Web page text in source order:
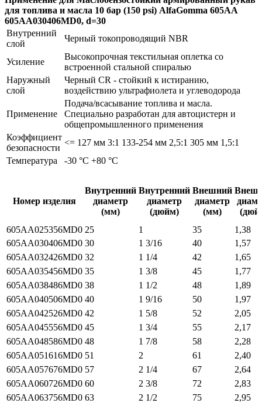
для топлива и масла 10 бар (150 psi) AlfaGomma 605AA
605AA030406MD0, d=30
Внутренний
слой
Черный токопроводящий NBR
Усиление
Высокопрочная текстильная оплетка со
встроенной стальной спиралью
Наружный
слой
Черный CR - стойкий к истиранию,
воздействию ультрафиолета и углеводорода
Применение
Подача/всасывание топлива и масла.
Специально разработан для автоцистерн и
общепромышленного применения
Коэффициент
безопасности
<= 127 мм 3:1 133-254 мм 2,5:1 305 мм 1,5:1
Температура
-30 °C +80 °C
Номер изделия
Внутренний
диаметр
(мм)
Внутренний
диаметр
(дюйм)
Внешний
диаметр
(мм)
605AA025356MD0 25 1 35
1,38
605AA030406MD0 30 1 3/16 40
1,57
605AA032426MD0 32 1 1/4 42
1,65
605AA035456MD0 35 1 3/8 45
1,77
605AA038486MD0 38 1 1/2 48
1,89
605AA040506MD0 40 1 9/16 50
1,97
605AA042526MD0 42 1 5/8 52
2,05
605AA045556MD0 45 1 3/4 55
2,17
605AA048586MD0 48 1 7/8 58
2,28
605AA051616MD0 51 2 61
2,40
605AA057676MD0 57 2 1/4 67
2,64
605AA060726MD0 60 2 3/8 72
2,83
605AA063756MD0 63 2 1/2 75
2,95